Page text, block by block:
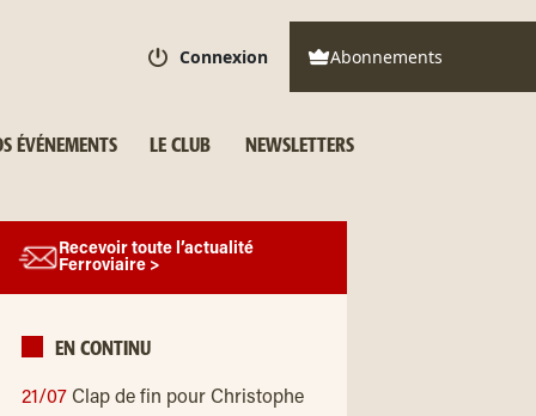
Connexion Abonnements
ÉVÉNEMENTS LE CLUB NEWSLETTERS
Recevoir toute l’actualité
Ferroviaire >
EN CONTINU
21/07 Clap de fin pour Christophe